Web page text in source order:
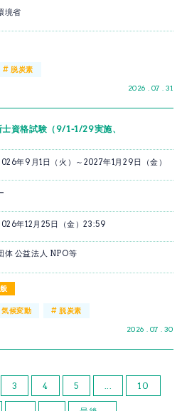
2026 . 07 . 31
境省
#脱炭素
資格試験（9/1-1/29実施、
2026 . 07 . 30
年9月1日（火）～2027年1月29日（金）
年12月25日（金）23:59
体 公益法人 NPO等
気候変動 #脱炭素
3 4 5 ... 10